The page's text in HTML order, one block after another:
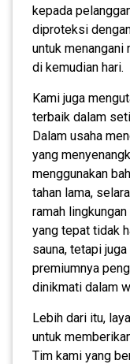
kepada
diproteksi
untuk menangani
di kemudian hari.
Kami juga
terbaik dalam
Dalam usaha
yang
menggunakan
tahan lama,
ramah
yang tepat tidak
sauna, tetapi
premiumnya
dinikmati dalam
Lebih dari itu,
untuk
Tim kami yang